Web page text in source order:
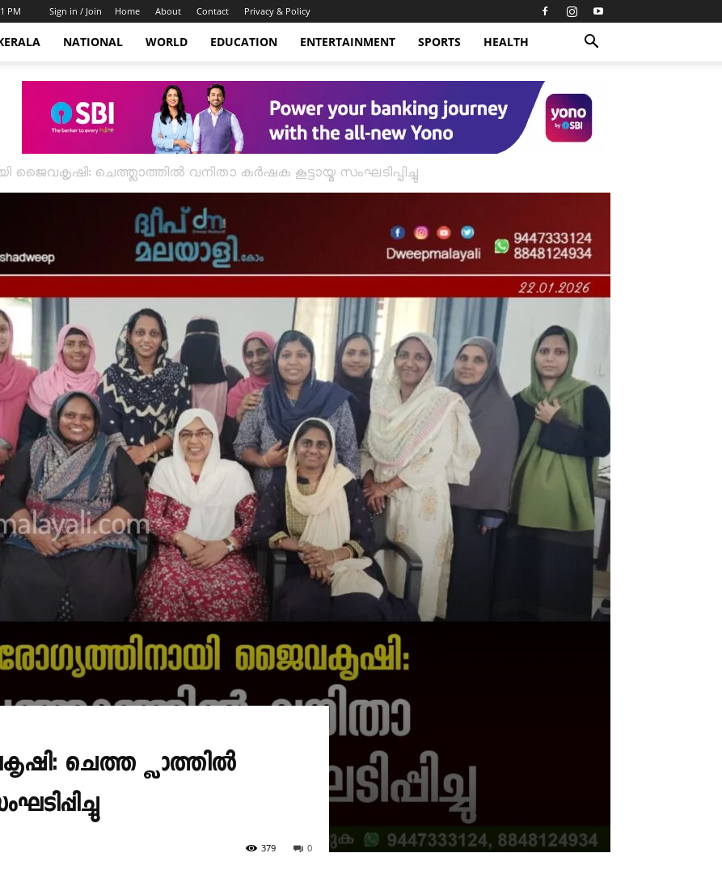
PM Sign in / Join Home About Contact Privacy & Policy
NATIONAL WORLD EDUCATION ENTERTAINMENT SPORTS HEALTH
ജൈവകൃഷി: ചെത്ത്ലാത്തിൽ വനിതാ കർഷക കൂട്ടായ്മ സംഘടിപ്പിച്ചു
ചെത്ത്ലാത്തിൽ
0
379